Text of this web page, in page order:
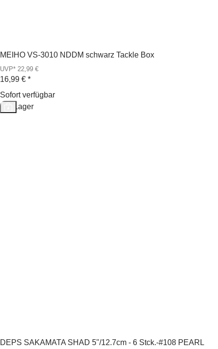
MEIHO VS-3010 NDDM schwarz Tackle Box
UVP* 22,99 €
16,99 € *
Sofort verfügbar
Auf Lager
DEPS SAKAMATA SHAD 5"/12.7cm - 6 Stck.-#108 PEARL